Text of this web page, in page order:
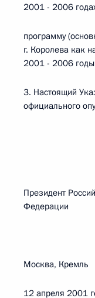
2001 - 2006
программу
г. Королева как
2001 - 2006
3. Настоящий
официального
Президент
Москва, Кремль
12 апреля 2001